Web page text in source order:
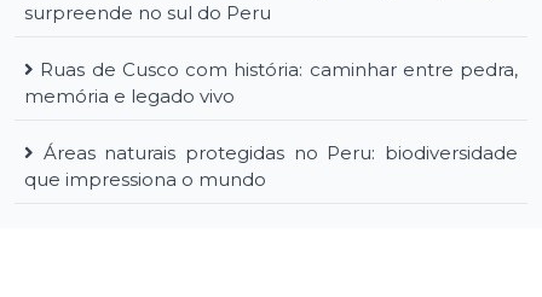
surpreende no sul do Peru
Ruas de Cusco com história: caminhar entre pedra,
memória e legado vivo
Áreas naturais protegidas no Peru: biodiversidade
que impressiona o mundo